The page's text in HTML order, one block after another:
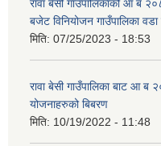
रावा बेसी गाउँपालिकाको आ ब
बजेट विनियोजन गाउँपालिका
मिति: 07/25/2023 - 18:53
रावा बेसी गाउँपालिका बाट आ ब
योजनाहरुको बिबरण
मिति: 10/19/2022 - 11:48